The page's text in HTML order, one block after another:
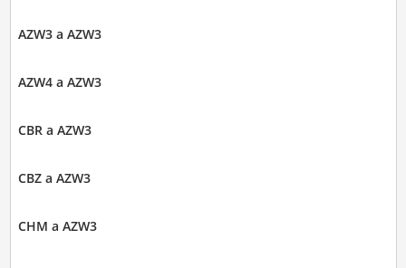
AZW3 a AZW3
AZW4 a AZW3
CBR a AZW3
CBZ a AZW3
CHM a AZW3